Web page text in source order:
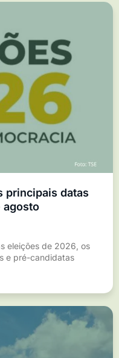
principais datas
agosto
eleições de 2026, os
e pré-candidatas